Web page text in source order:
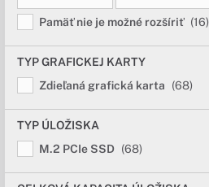
Pamäť nie je možné rozšíriť (16)
TYP GRAFICKEJ KARTY
Zdieľaná grafická karta
(68)
TYP ÚLOŽISKA
M.2 PCIe SSD (68)